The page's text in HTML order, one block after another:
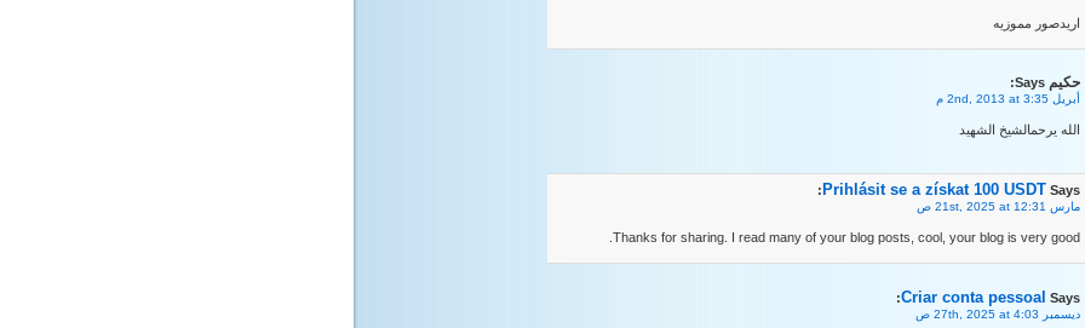
اريدصور مموزيه
حكيم
أبريل 2nd, 2013 at 3:35 م
الله يرحمالشيخ الشهيد
Prihlásit se a získat 100 USDT Says:
مارس 21st, 2025 at 12:31 ص
Thanks for sharing. I read many of your blog posts, cool, your blog is very good.
Criar conta pessoal Says:
ديسمبر 27th, 2025 at 4:03 ص